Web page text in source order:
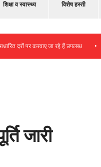
शिक्षा व स्वास्थ्य विशेष हस्ती
दरों पर करवाए जा रहे हैं उपलब्ध •
जारी